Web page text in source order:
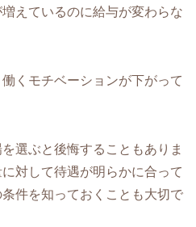
増えているのに給与が変わらな
くモチベーションが下がって
選ぶと後悔することもありま
対して待遇が明らかに合って
件を知っておくことも大切で